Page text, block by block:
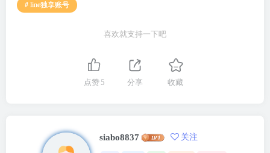
# line独享账号
喜欢就支持一下吧
点赞 5 分享 收藏
siabo8837 关注